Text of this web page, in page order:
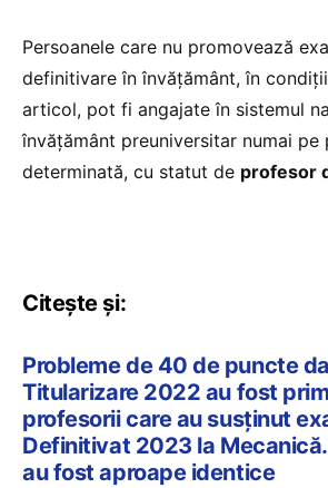
Persoanele care nu promovează
definitivare în învăţământ, în
articol, pot fi angajate în sistemul
învăţământ preuniversitar numai pe
determinată, cu statut de profesor
Citește și:
Probleme de 40 de puncte
Titularizare 2022 au fost
profesorii care au susținut
Definitivat 2023 la
au fost aproape identice